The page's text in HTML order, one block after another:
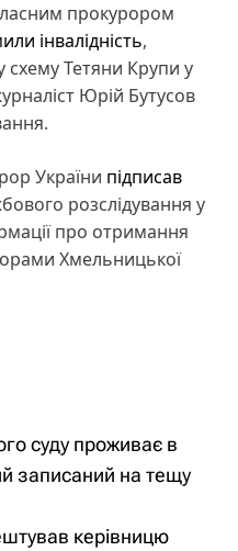
прокурором
інвалідність,
схему Тетяни Крупи у
Юрій Бутусов
України підписав
розслідування у
про отримання
Хмельницької
суду проживає в
записаний на тещу
керівницю